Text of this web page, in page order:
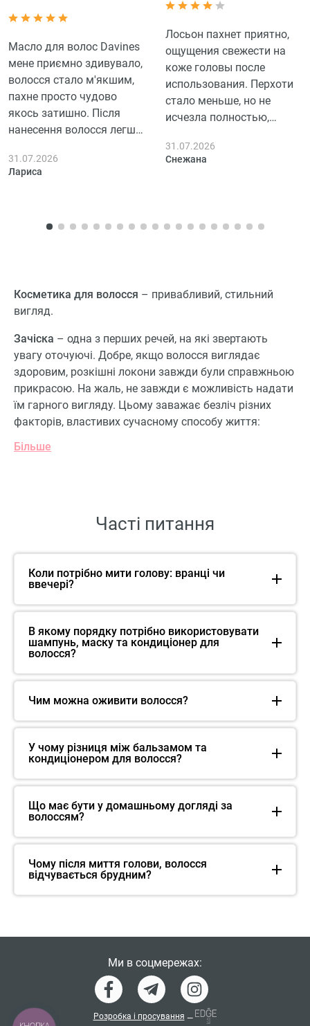
Масло для волос Davines
мене приємно здивувало,
волосся стало м'якшим,
пахне просто чудово
якось затишно. Після
нанесення волосся легше
більш гладке, хоча на
пухнастість особливо не
що волосся виглядає
обважнює.
31.07.2026
Лариса
Лосьон пахнет приятно,
ощущения свежести на
коже головы после
использования. Перхоти
стало меньше, но не
исчезла полностью,
31.07.2026
Снежана
Косметика для волосся – привабливий, стильний
вигляд.
Зачіска – одна з перших речей, на які звертають
увагу оточуючі. Добре, якщо волосся виглядає
здоровим, розкішні локони завжди були справжньою
прикрасою. На жаль, не завжди є можливість надати
їм гарного вигляду. Цьому заважає безліч різних
факторів, властивих сучасному способу життя:
Більше
Часті питання
Коли потрібно мити голову: вранці чи
ввечері?
В якому порядку потрібно використовувати
шампунь, маску та кондиціонер для
волосся?
Чим можна оживити волосся?
У чому різниця між бальзамом та
кондиціонером для волосся?
Що має бути у домашньому догляді за
волоссям?
Чому після миття голови, волосся
відчувається брудним?
Ми в соцмережах:
Розробка і просування —